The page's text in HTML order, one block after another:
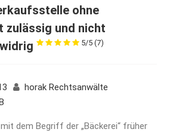
ohne
zulässig und nicht
5/5 (7)
horak Rechtsanwälte
dem Begriff der „Bäckerei“ früher